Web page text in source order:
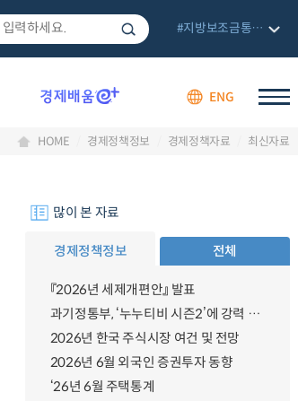
ENG
#지방보조금통합관리망
HOME 경제정책정보 경제정책자료 최신자료
많이 본 자료
경제정책정보 전체
『2026년 세제개편안』 발표
과기정통부, ‘누누티비 시즌2’에 강력 대응 의지 밝혀
2026년 한국 주식시장 여건 및 전망
2026년 6월 외국인 증권투자 동향
‘26년 6월 주택통계